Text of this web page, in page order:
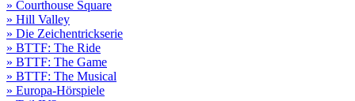
» Courthouse Square
» Hill Valley
» Die Zeichentrickserie
» BTTF: The Ride
» BTTF: The Game
» BTTF: The Musical
» Europa-Hörspiele